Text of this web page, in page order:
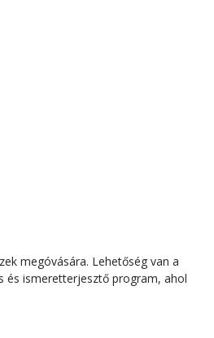
megóvására. Lehetőség van a
és ismeretterjesztő program, ahol